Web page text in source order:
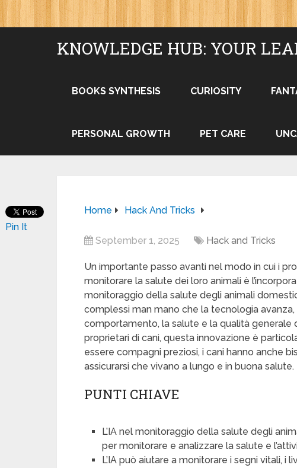
KNOWLEDGE HUB: YOUR
BOOKS SYNTHESIS CURIOSITY
PERSONAL GROWTH PET CARE
Home Hack And Tricks
September 1, 2025 Hack and Tricks
Un importante passo avanti nel modo in cui i
monitorare la salute dei loro animali è
monitoraggio della salute degli animali
complessi man mano che la tecnologia
comportamento, la salute e la qualità generale
proprietari di cani, questa innovazione è
essere compagni preziosi, i cani hanno anche
assicurarsi che vivano a lungo e in buona salute.
PUNTI CHIAVE
L’IA nel monitoraggio della salute degli
per monitorare e analizzare la salute e
L’IA può aiutare a monitorare i segni vitali, i
Pin It